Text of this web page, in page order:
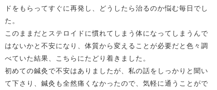
ドをもらってすぐに再発し、どうしたら治るのか悩む毎日でし
た。
このままだとステロイドに慣れてしまう体になってしまうんで
はないかと不安になり、体質から変えることが必要だと色々調
べていた結果、こちらにたどり着きました。
初めての鍼灸で不安はありましたが、私の話をしっかりと聞い
て下さり、鍼灸も全然痛くなかったので、気軽に通うことがで